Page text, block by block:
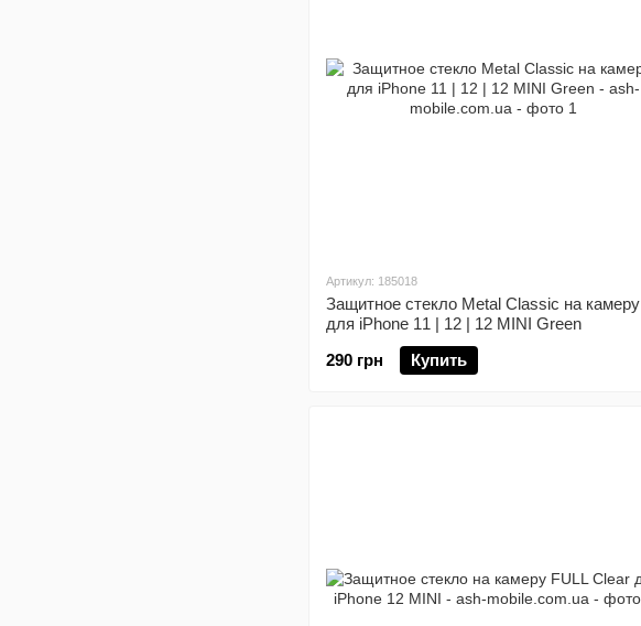
Артикул: 185018
Защитное стекло Metal Classic на камеру
для iPhone 11 | 12 | 12 MINI Green
290 грн
Купить